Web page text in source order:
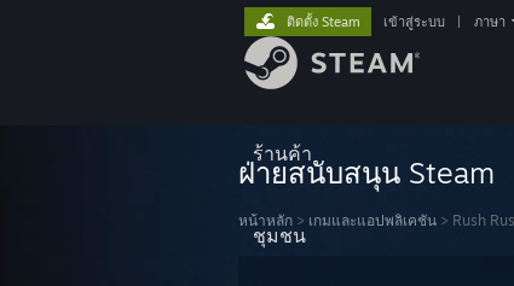
ร้านค้า
ชุมชน
ติดตั้ง Steam เข้าสู่ระบบ ภาษา
ฝ่ายสนับสนุน Steam
หน้าหลัก > เกมและแอปพลิเคชัน > Rush